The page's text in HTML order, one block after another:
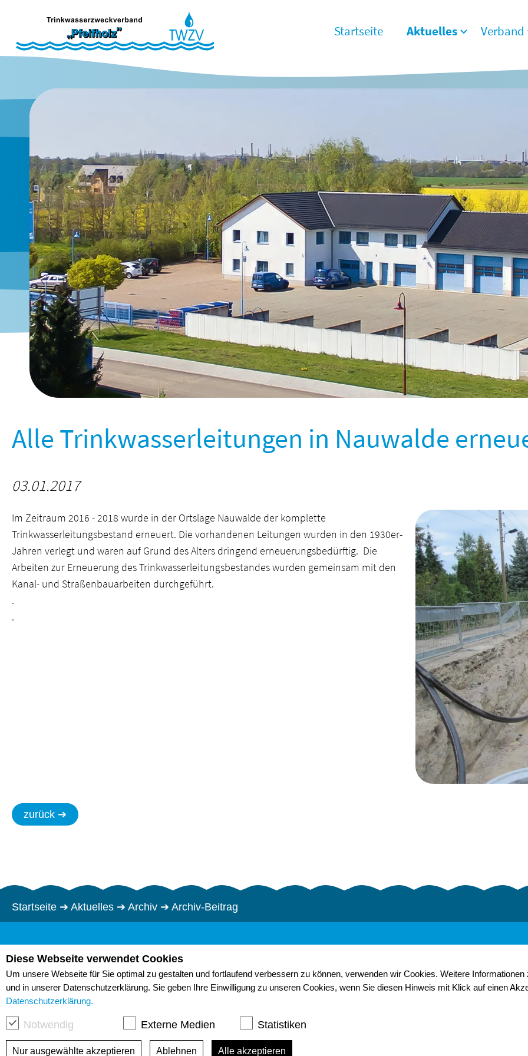
Diese Webseite verwendet Cookies
Um unsere Webseite für Sie optimal zu gestalten und fortlaufend verbessern zu können, verwenden wir Cookies. Weitere
und in unserer Datenschutzerklärung. Sie geben Ihre Einwilligung zu unseren Cookies, wenn Sie diesen Hinweis mit Klick auf einen
Datenschutzerklärung.
Notwendig Externe Medien Statistiken
Nur ausgewählte akzeptieren Ablehnen Alle akzeptieren
Startseite Aktuelles Verband
Alle Trinkwasserleitungen in Nauwalde
03.01.2017
Im Zeitraum 2016 - 2018 wurde in der Ortslage Nauwalde der komplette
Trinkwasserleitungsbestand erneuert. Die vorhandenen Leitungen wurden in den 1930er-
Jahren verlegt und waren auf Grund des Alters dringend erneuerungsbedürftig. Die
Arbeiten zur Erneuerung des Trinkwasserleitungsbestandes wurden gemeinsam mit den
Kanal- und Straßenbauarbeiten durchgeführt.
.
.
zurück ➔
Startseite ➔ Aktuelles ➔ Archiv ➔ Archiv-Beitrag
Kompetenz in Sachen Trinkwasser
Trinkwasserzweckverband "Pfeifholz"
Bürgermeister-Herklotz-Straße 2
01609 Röderaue
03 52 63/ 656-0
info@twzv.de
Web-Cam
Datenschutz